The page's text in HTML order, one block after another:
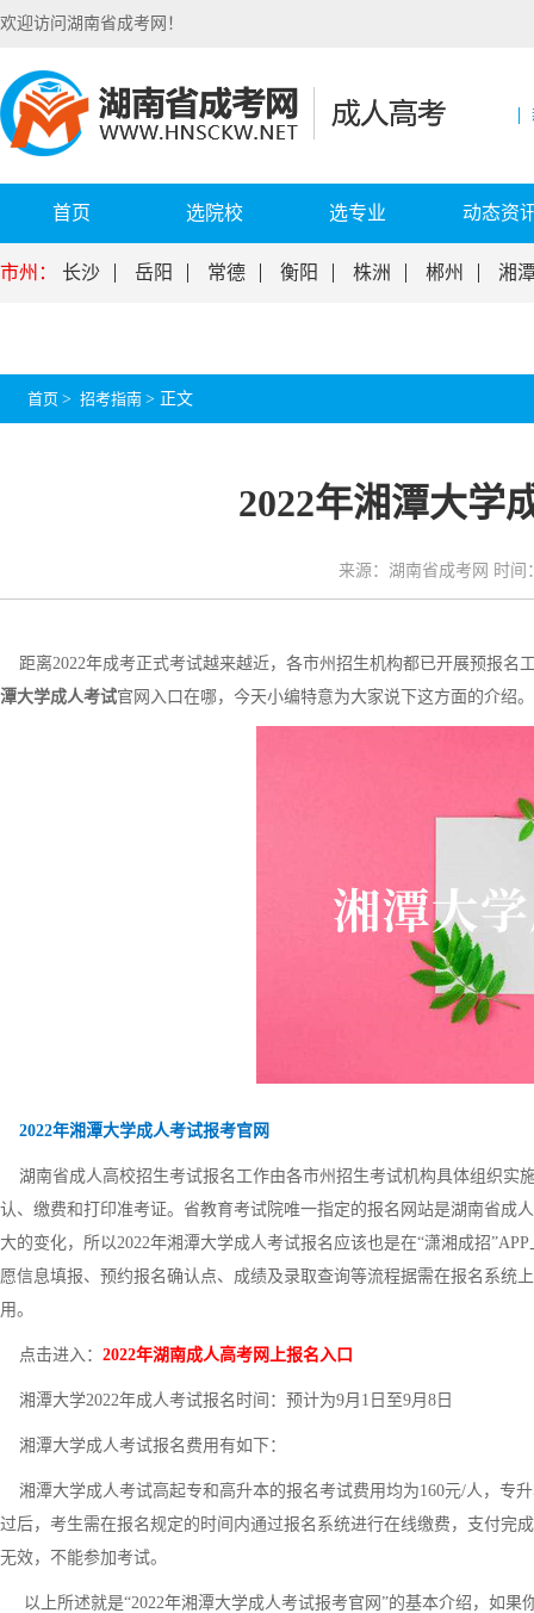
欢迎访问湖南省成考网！
首页 选院校 选专业 动态资
市州： 长沙 岳阳 常德 衡阳 株洲 郴州 湘
首页 > 招考指南 > 正文
2022年湘潭大学
来源：湖南省成考网 时间
距离2022年成考正式考试越来越近，各市州招生机构都已开展预报名
潭大学成人考试官网入口在哪，今天小编特意为大家说下这方面的介绍。
2022年湘潭大学成人考试报考官网
湖南省成人高校招生考试报名工作由各市州招生考试机构具体组织实
认、缴费和打印准考证。省教育考试院唯一指定的报名网站是湖南省成
大的变化，所以2022年湘潭大学成人考试报名应该也是在“潇湘成招
愿信息填报、预约报名确认点、成绩及录取查询等流程据需在报名系统
用。
点击进入： 2022年湖南成人高考网上报名入口
湘潭大学2022年成人考试报名时间：预计为9月1日至9月8日
湘潭大学成人考试报名费用有如下：
湘潭大学成人考试高起专和高升本的报名考试费用均为160元/人，专
过后，考生需在报名规定的时间内通过报名系统进行在线缴费，支付完
无效，不能参加考试。
以上所述就是“2022年湘潭大学成人考试报考官网”的基本介绍，如果